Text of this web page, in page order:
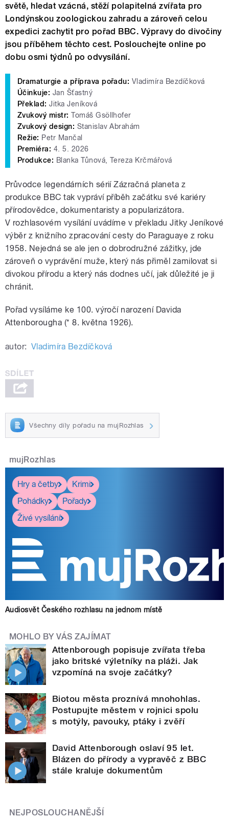
světě, hledat vzácná, stěží polapitelná zvířata pro
Londýnskou zoologickou zahradu a zároveň celou
expedici zachytit pro pořad BBC. Výpravy do divočiny
jsou příběhem těchto cest. Poslouchejte online po
dobu osmi týdnů po odvysílání.
Dramaturgie a příprava pořadu: Vladimíra Bezdíčková
Účinkuje: Jan Šťastný
Překlad: Jitka Jeníková
Zvukový mistr: Tomáš Gsöllhofer
Zvukový design: Stanislav Abrahám
Režie: Petr Mančal
Premiéra: 4. 5. 2026
Produkce: Blanka Tůnová, Tereza Krčmářová
Průvodce legendárních sérií Zázračná planeta z
produkce BBC tak vypráví příběh začátku své kariéry
přírodovědce, dokumentaristy a popularizátora.
V rozhlasovém vysílání uvádíme v překladu Jitky Jeníkové
výběr z knižního zpracování cesty do Paraguaye z roku
1958. Nejedná se ale jen o dobrodružné zážitky, jde
zároveň o vyprávění muže, který nás přiměl zamilovat si
divokou přírodu a který nás dodnes učí, jak důležité je ji
chránit.
Pořad vysíláme ke 100. výročí narození Davida
Attenborougha (* 8. května 1926).
autor: Vladimíra Bezdíčková
Všechny díly pořadu na mujRozhlas
mujRozhlas
Hry a četby
Krimi
Pohádky
Pořady
Živé vysílání
Audiosvět Českého rozhlasu na jednom místě
MOHLO BY VÁS ZAJÍMAT
Attenborough popisuje zvířata třeba
jako britské výletníky na pláži. Jak
vzpomíná na svoje začátky?
Biotou města proznívá mnohohlas.
Postupujte městem v rojnici spolu
s motýly, pavouky, ptáky i zvěří
David Attenborough oslaví 95 let.
Blázen do přírody a vypravěč z BBC
stále kraluje dokumentům
NEJPOSLOUCHANĚJŠÍ